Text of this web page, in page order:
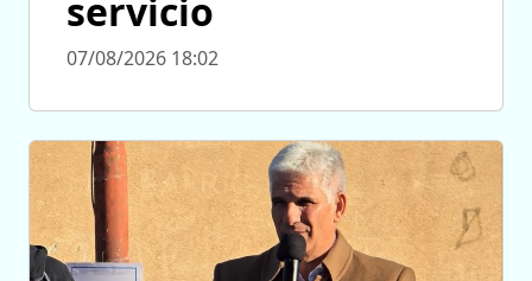
servicio
07/08/2026 18:02